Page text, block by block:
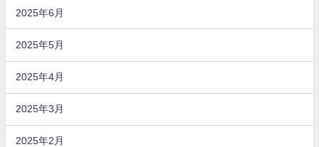
2025年6月
2025年5月
2025年4月
2025年3月
2025年2月